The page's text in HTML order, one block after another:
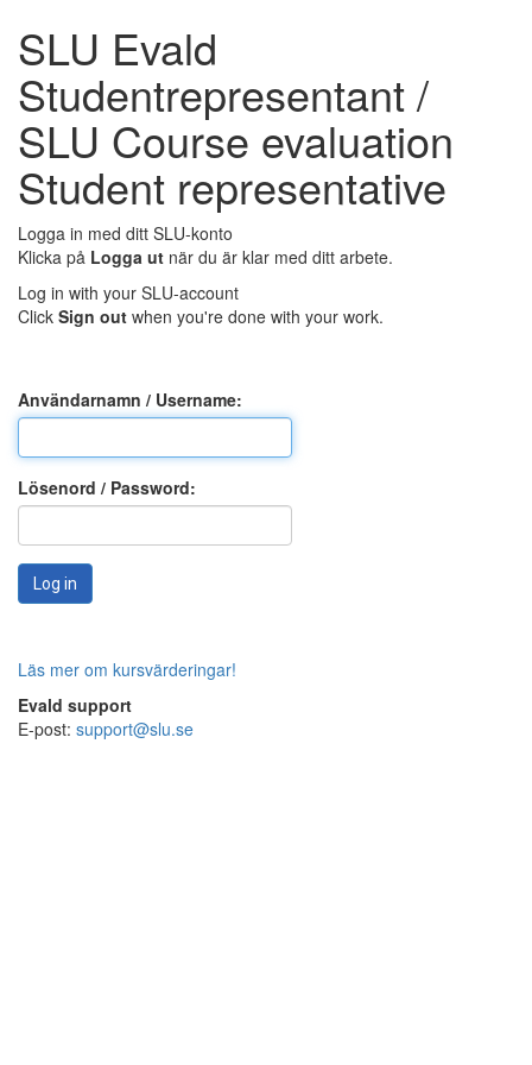
SLU Evald
Studentrepresentant /
SLU Course evaluation
Student representative
Logga in med ditt SLU-konto
Klicka på Logga ut när du är klar med ditt arbete.
Log in with your SLU-account
Click Sign out when you're done with your work.
Användarnamn / Username:
Lösenord / Password:
Log in
Läs mer om kursvärderingar!
Evald support
E-post: support@slu.se